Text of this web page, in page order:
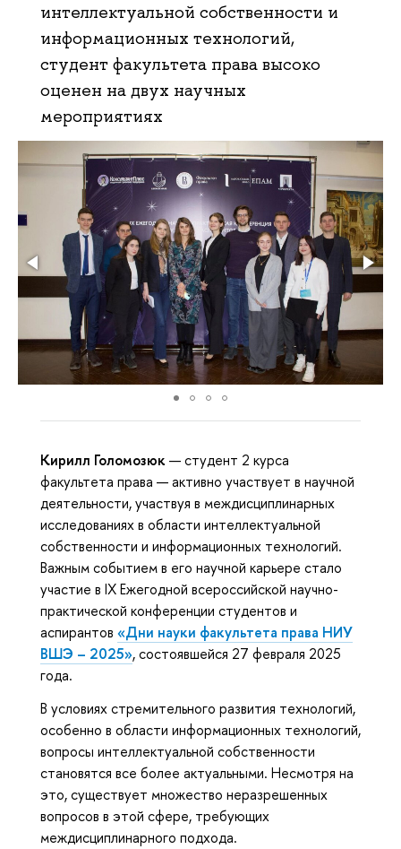
интеллектуальной собственности и
информационных технологий,
студент факультета права высоко
оценен на двух научных
мероприятиях
Кирилл Голомозюк — студент 2 курса
факультета права — активно участвует в научной
деятельности, участвуя в междисциплинарных
исследованиях в области интеллектуальной
собственности и информационных технологий.
Важным событием в его научной карьере стало
участие в IX Ежегодной всероссийской научно-
практической конференции студентов и
аспирантов «Дни науки факультета права НИУ
ВШЭ – 2025», состоявшейся 27 февраля 2025
года.
В условиях стремительного развития технологий,
особенно в области информационных технологий,
вопросы интеллектуальной собственности
становятся все более актуальными. Несмотря на
это, существует множество неразрешенных
вопросов в этой сфере, требующих
междисциплинарного подхода.